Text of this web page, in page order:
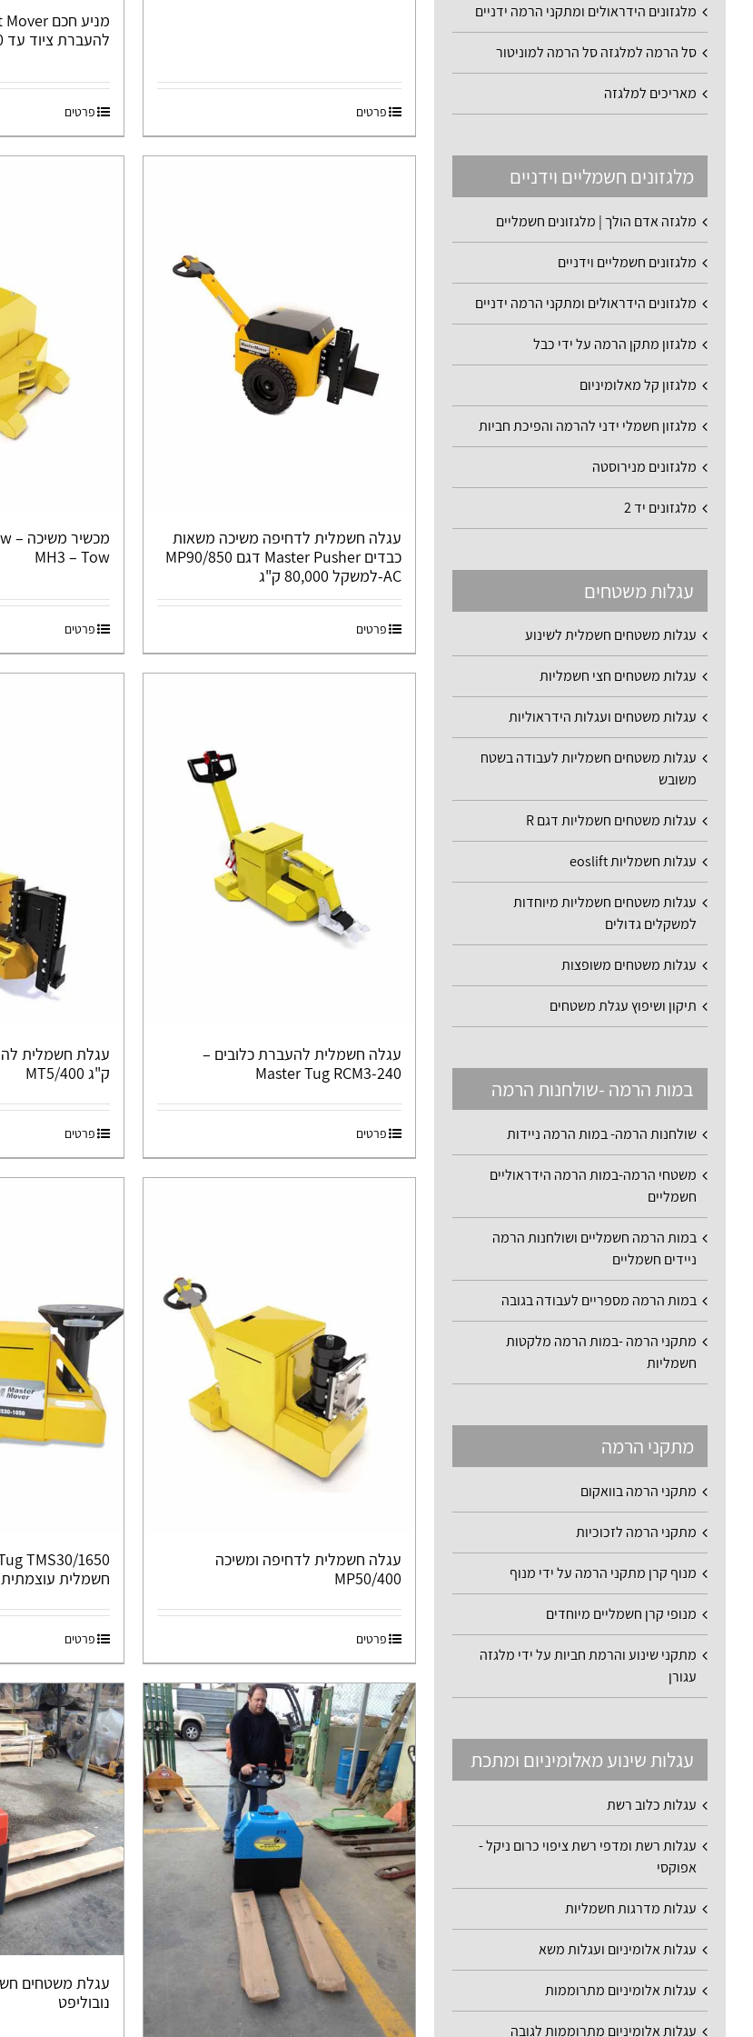
פרטים
להעברת ציוד עד 1400 ק"ג
פרטים
עגלה חשמלית לדחיפה משיכה משאות
כבדים Master Pusher דגם MP90/850
AC-למשקל 80,000 ק"ג
פרטים
MH3 – Tow
פרטים
עגלה חשמלית להעברת כלובים –
Master Tug RCM3-240
פרטים
ק"ג MT5/400
פרטים
עגלה חשמלית לדחיפה ומשיכה
MP50/400
פרטים
חשמלית עוצמתית
פרטים
נובוליפט
מלגזונים הידראולים ומתקני הרמה ידניים
סל הרמה למלגזה סל הרמה למוניטור
מאריכים למלגזה
מלגזונים חשמליים וידניים
מלגזה אדם הולך | מלגזונים חשמליים
מלגזונים חשמליים וידניים
מלגזונים הידראולים ומתקני הרמה ידניים
מלגזון מתקן הרמה על ידי כבל
מלגזון קל מאלומיניום
מלגזון חשמלי ידני להרמה והפיכת חביות
מלגזונים מנירוסטה
מלגזונים יד 2
עגלות משטחים
עגלות משטחים חשמלית לשינוע
עגלות משטחים חצי חשמליות
עגלות משטחים ועגלות הידראוליות
עגלות משטחים חשמליות לעבודה בשטח
משובש
עגלות משטחים חשמליות דגם R
עגלות חשמליות eoslift
עגלות משטחים חשמליות מיוחדות
למשקלים גדולים
עגלות משטחים משופצות
תיקון ושיפוץ עגלת משטחים
במות הרמה -שולחנות הרמה
שולחנות הרמה- במות הרמה ניידות
משטחי הרמה-במות הרמה הידראוליים
חשמליים
במות הרמה חשמליים ושולחנות הרמה
ניידים חשמליים
במות הרמה מספריים לעבודה בגובה
מתקני הרמה -במות הרמה מלקטות
חשמליות
מתקני הרמה
מתקני הרמה בוואקום
מתקני הרמה לזכוכיות
מנוף קרן מתקני הרמה על ידי מנוף
מנופי קרן חשמליים מיוחדים
מתקני שינוע והרמת חביות על ידי מלגזה
עגורן
עגלות שינוע מאלומיניום ומתכת
עגלות כלוב רשת
עגלות רשת ומדפי רשת ציפוי כרום ניקל -
אפוקסי
עגלות מדרגות חשמליות
עגלות אלומיניום ועגלות משא
עגלות אלומיניום מתרוממות
עגלות אלומיניום מתרוממות לגובה